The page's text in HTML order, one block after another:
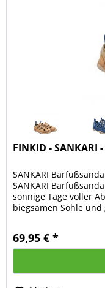
FINKID - SANKARI
SANKARI
SANKARI
sonnige Tage voller
biegsamen Sohle
69,95 € *